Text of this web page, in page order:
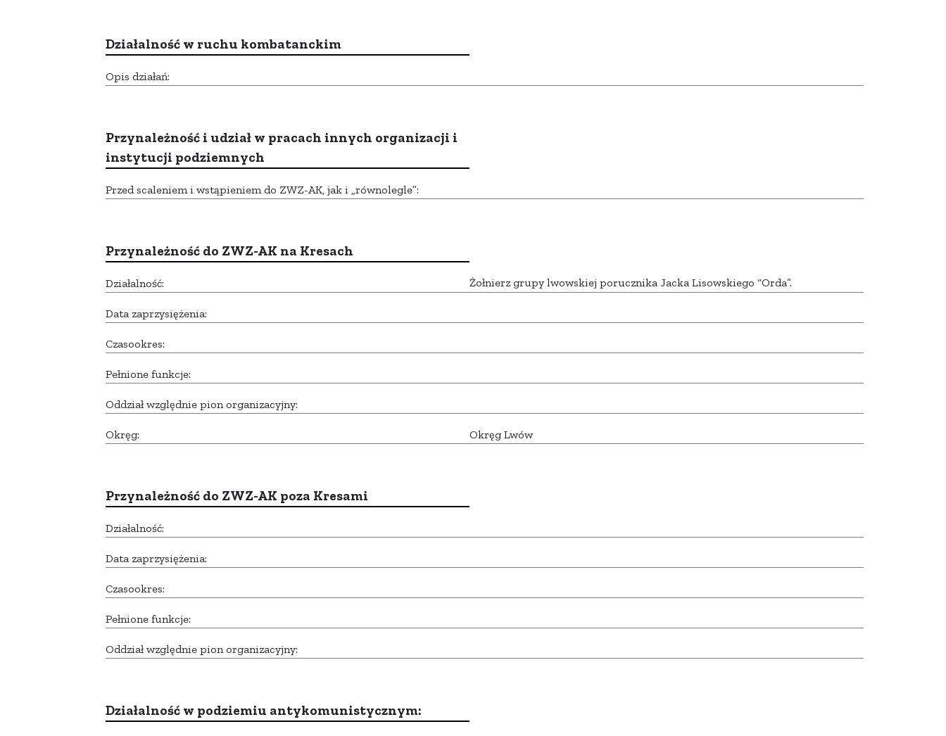
Działalność w ruchu kombatanckim
Opis działań:
Przynależność i udział w pracach innych organizacji i
instytucji podziemnych
Przed scaleniem i wstąpieniem do ZWZ-AK, jak i „równolegle”:
Przynależność do ZWZ-AK na Kresach
Działalność: Żołnierz grupy lwowskiej porucznika Jacka Lisowskiego “Orda”.
Data zaprzysiężenia:
Czasookres:
Pełnione funkcje:
Oddział względnie pion organizacyjny:
Okręg: Okręg Lwów
Przynależność do ZWZ-AK poza Kresami
Działalność:
Data zaprzysiężenia:
Czasookres:
Pełnione funkcje:
Oddział względnie pion organizacyjny:
Działalność w podziemiu antykomunistycznym: